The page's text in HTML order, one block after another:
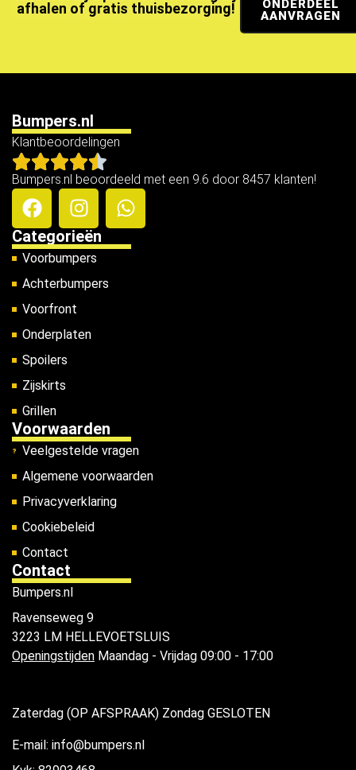
afhalen of gratis thuisbezorging!
ONDERDEEL
AANVRAGEN
Bumpers.nl
Klantbeoordelingen
Bumpers.nl beoordeeld met een 9.6 door 8457 klanten!
Categorieën
Voorbumpers
Achterbumpers
Voorfront
Onderplaten
Spoilers
Zijskirts
Grillen
Voorwaarden
Veelgestelde vragen
Algemene voorwaarden
Privacyverklaring
Cookiebeleid
Contact
Contact
Bumpers.nl
Ravenseweg 9
3223 LM HELLEVOETSLUIS
Openingstijden Maandag - Vrijdag 09:00 - 17:00
Zaterdag (OP AFSPRAAK) Zondag GESLOTEN
E-mail: info@bumpers.nl